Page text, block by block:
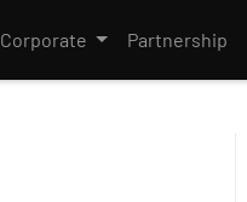
Corporate Partnership